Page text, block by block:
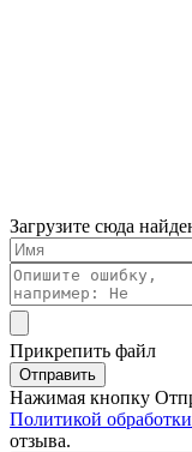
Загрузите сюда
Прикрепить файл
Отправить
Нажимая кнопку
Политикой
отзыва.